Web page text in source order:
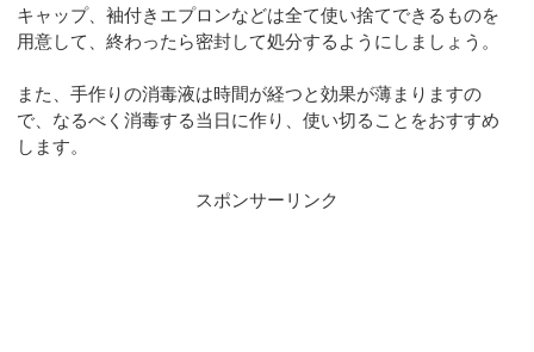
キャップ、袖付きエプロンなどは全て使い捨てできるものを
用意して、終わったら密封して処分するようにしましょう。
また、手作りの消毒液は時間が経つと効果が薄まりますの
で、なるべく消毒する当日に作り、使い切ることをおすすめ
します。
スポンサーリンク